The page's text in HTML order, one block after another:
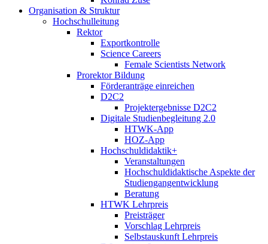
Organisation & Struktur
Hochschulleitung
Rektor
Exportkontrolle
Science Careers
Female Scientists Network
Prorektor Bildung
Förderanträge einreichen
D2C2
Projektergebnisse D2C2
Digitale Studienbegleitung 2.0
HTWK-App
HOZ-App
Hochschuldidaktik+
Veranstaltungen
Hochschuldidaktische Aspekte der
Studiengangentwicklung
Beratung
HTWK Lehrpreis
Preisträger
Vorschlag Lehrpreis
Selbstauskunft Lehrpreis